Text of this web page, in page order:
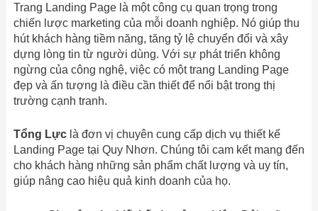
Trang Landing Page là một công cụ quan trọng trong
chiến lược marketing của mỗi doanh nghiệp. Nó giúp thu
hút khách hàng tiềm năng, tăng tỷ lệ chuyển đổi và xây
dựng lòng tin từ người dùng. Với sự phát triển không
ngừng của công nghệ, việc có một trang Landing Page
đẹp và ấn tượng là điều cần thiết để nổi bật trong thị
trường cạnh tranh.
Tổng Lựclà đơn vị chuyên cung cấp dịch vụ thiết kế
Landing Page tại Quy Nhơn. Chúng tôi cam kết mang đến
cho khách hàng những sản phẩm chất lượng và uy tín,
giúp nâng cao hiệu quả kinh doanh của họ.